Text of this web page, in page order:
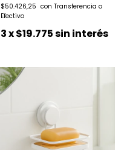
$50.426,25
3x$19.775sin interés